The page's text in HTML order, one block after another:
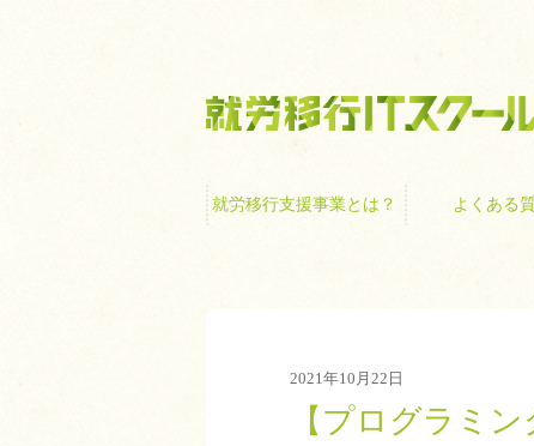
就労移行支援事業とは？ よくある
2021年10月22日
【プログラミ